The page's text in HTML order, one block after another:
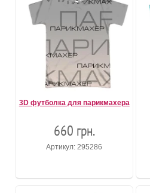
3D футболка для парикмахера
660 грн.
Артикул: 295286